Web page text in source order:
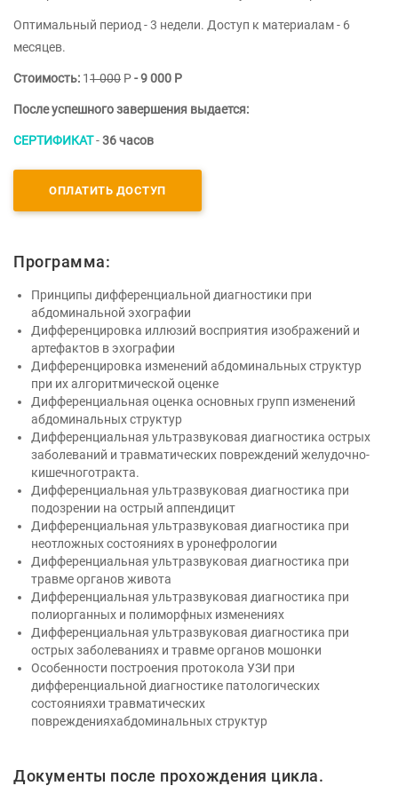
Оптимальный период - 3 недели. Доступ к материалам - 6
месяцев.
Стоимость: 11 000 Р- 9 000 Р
После успешного завершения выдается:
СЕРТИФИКАТ-36 часов
ОПЛАТИТЬ ДОСТУП
Программа:
Принципы дифференциальной диагностики при
абдоминальной эхографии
Дифференцировка иллюзий восприятия изображений и
артефактов в эхографии
Дифференцировка изменений абдоминальных структур
при их алгоритмической оценке
Дифференциальная оценка основных групп изменений
абдоминальных структур
Дифференциальная ультразвуковая диагностика острых
заболеваний и травматических повреждений желудочно-
кишечноготракта.
Дифференциальная ультразвуковая диагностика при
подозрении на острый аппендицит
Дифференциальная ультразвуковая диагностика при
неотложных состояниях в уронефрологии
Дифференциальная ультразвуковая диагностика при
травме органов живота
Дифференциальная ультразвуковая диагностика при
полиорганных и полиморфных изменениях
Дифференциальная ультразвуковая диагностика при
острых заболеваниях и травме органов мошонки
Особенности построения протокола УЗИ при
дифференциальной диагностике патологических
состоянияхи травматических
поврежденияхабдоминальных структур
Документы после прохождения цикла.